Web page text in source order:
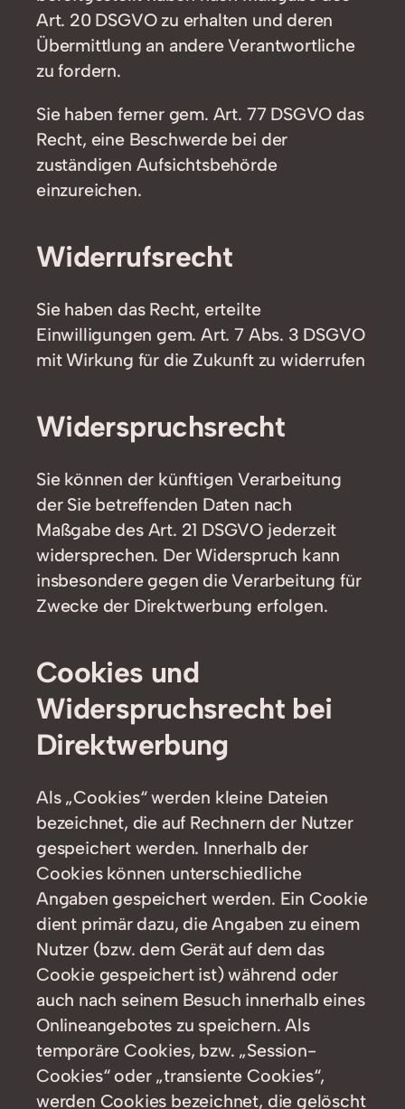
Art. 20 DSGVO zu erhalten und deren
Übermittlung an andere Verantwortliche
zu fordern.
Sie haben ferner gem. Art. 77 DSGVO das
Recht, eine Beschwerde bei der
zuständigen Aufsichtsbehörde
einzureichen.
Widerrufsrecht
Sie haben das Recht, erteilte
Einwilligungen gem. Art. 7 Abs. 3 DSGVO
mit Wirkung für die Zukunft zu widerrufen
Widerspruchsrecht
Sie können der künftigen Verarbeitung
der Sie betreffenden Daten nach
Maßgabe des Art. 21 DSGVO jederzeit
widersprechen. Der Widerspruch kann
insbesondere gegen die Verarbeitung für
Zwecke der Direktwerbung erfolgen.
Cookies und
Widerspruchsrecht bei
Direktwerbung
Als „Cookies“ werden kleine Dateien
bezeichnet, die auf Rechnern der Nutzer
gespeichert werden. Innerhalb der
Cookies können unterschiedliche
Angaben gespeichert werden. Ein Cookie
dient primär dazu, die Angaben zu einem
Nutzer (bzw. dem Gerät auf dem das
Cookie gespeichert ist) während oder
auch nach seinem Besuch innerhalb eines
Onlineangebotes zu speichern. Als
temporäre Cookies, bzw. „Session-
Cookies“ oder „transiente Cookies“,
werden Cookies bezeichnet, die gelöscht